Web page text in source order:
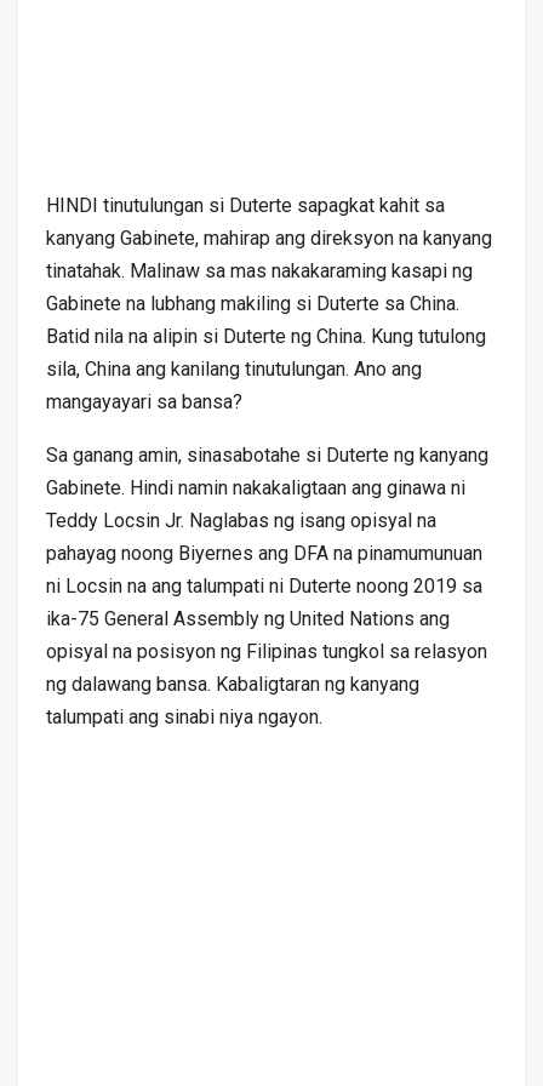
HINDI tinutulungan si Duterte sapagkat kahit sa
kanyang Gabinete, mahirap ang direksyon na kanyang
tinatahak. Malinaw sa mas nakakaraming kasapi ng
Gabinete na lubhang makiling si Duterte sa China.
Batid nila na alipin si Duterte ng China. Kung tutulong
sila, China ang kanilang tinutulungan. Ano ang
mangayayari sa bansa?
Sa ganang amin, sinasabotahe si Duterte ng kanyang
Gabinete. Hindi namin nakakaligtaan ang ginawa ni
Teddy Locsin Jr. Naglabas ng isang opisyal na
pahayag noong Biyernes ang DFA na pinamumunuan
ni Locsin na ang talumpati ni Duterte noong 2019 sa
ika-75 General Assembly ng United Nations ang
opisyal na posisyon ng Filipinas tungkol sa relasyon
ng dalawang bansa. Kabaligtaran ng kanyang
talumpati ang sinabi niya ngayon.